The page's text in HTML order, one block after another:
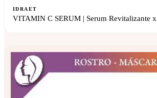
IDRAET
VITAMIN C SERUM | Serum Revitalizante